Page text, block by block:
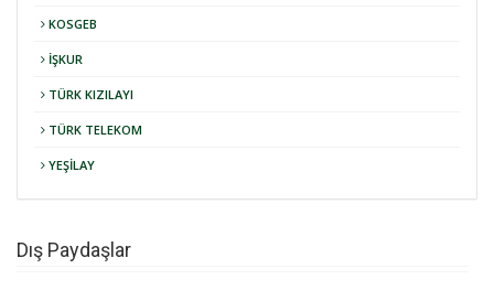
KOSGEB
İŞKUR
TÜRK KIZILAYI
TÜRK TELEKOM
YEŞİLAY
Dış Paydaşlar